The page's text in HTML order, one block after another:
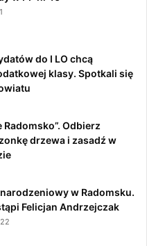
do I LO chcą
klasy. Spotkali się
Radomsko”. Odbierz
drzewa i zasadź w
w Radomsku.
Felicjan Andrzejczak